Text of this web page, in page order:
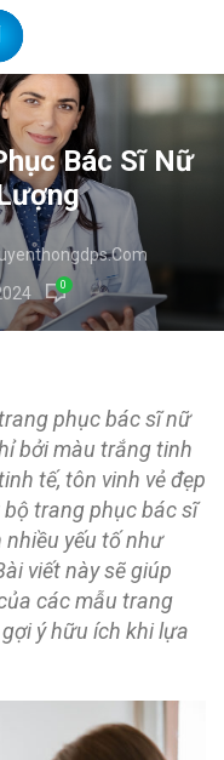
Bác Sĩ Nữ
0
phục bác sĩ nữ
bởi màu trắng tinh
tế, tôn vinh vẻ đẹp
trang phục bác sĩ
yếu tố như
viết này sẽ giúp
các mẫu trang
ý hữu ích khi lựa